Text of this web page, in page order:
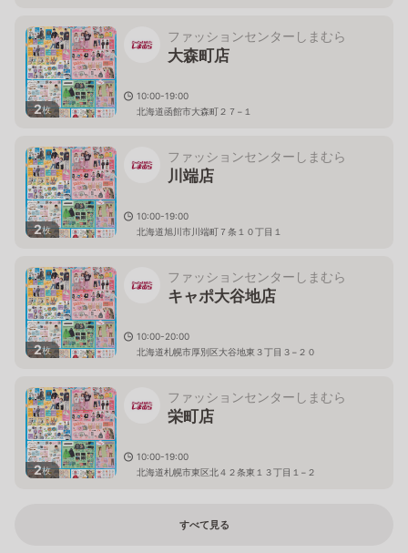
2枚
ファッションセンターしまむら
大森町店
10:00-19:00
北海道函館市大森町２７−１
2枚
ファッションセンターしまむら
川端店
10:00-19:00
北海道旭川市川端町７条１０丁目１
2枚
ファッションセンターしまむら
キャポ大谷地店
10:00-20:00
北海道札幌市厚別区大谷地東３丁目３−２０
2枚
ファッションセンターしまむら
栄町店
10:00-19:00
北海道札幌市東区北４２条東１３丁目１−２
すべて見る